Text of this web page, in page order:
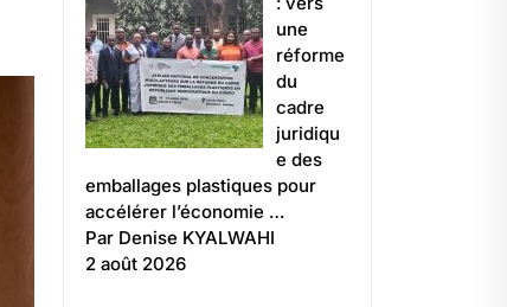
une
réforme
du
cadre
juridiqu
e des
emballages plastiques pour
accélérer l’économie …
Par Denise KYALWAHI
2 août 2026